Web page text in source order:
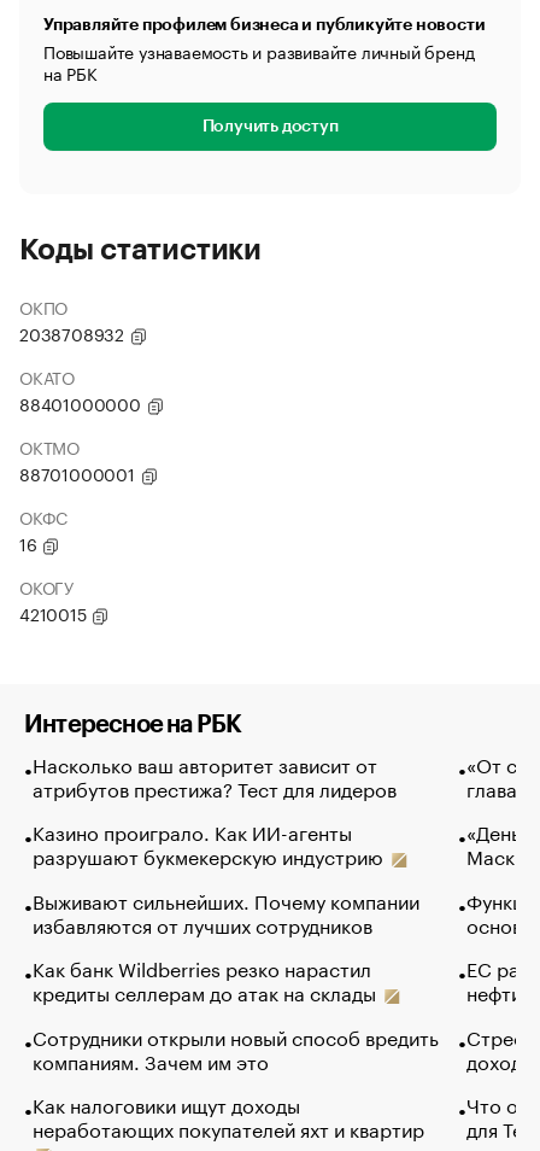
Управляйте профилем бизнеса и публикуйте новости
Повышайте узнаваемость и развивайте личный бренд
на РБК
Получить доступ
Коды статистики
ОКПО
2038708932
ОКАТО
88401000000
ОКТМО
88701000001
ОКФС
16
ОКОГУ
4210015
Интересное на РБК
Насколько ваш авторитет зависит от
атрибутов престижа? Тест для лидеров
Казино проиграло. Как ИИ-агенты
разрушают букмекерскую индустрию
Выживают сильнейших. Почему компании
избавляются от лучших сотрудников
Как банк Wildberries резко нарастил
кредиты селлерам до атак на склады
Сотрудники открыли новый способ вредить
компаниям. Зачем им это
Как налоговики ищут доходы
неработающих покупателей яхт и квартир
«От
глава
Маск в
основ
ЕС
нефти
Что
для